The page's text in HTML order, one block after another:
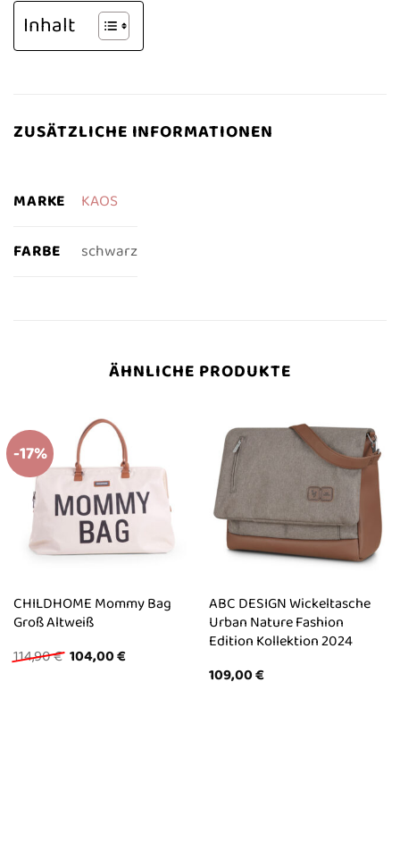
Inhalt
ZUSÄTZLICHE INFORMATIONEN
MARKE KAOS
FARBE schwarz
ÄHNLICHE PRODUKTE
-17%
CHILDHOME Mommy Bag
Groß Altweiß
114,90€ Ursprünglicher
Preis
104,00€Aktueller
ABC DESIGN Wickeltasche
Urban Nature Fashion
Edition Kollektion 2024
109,00€